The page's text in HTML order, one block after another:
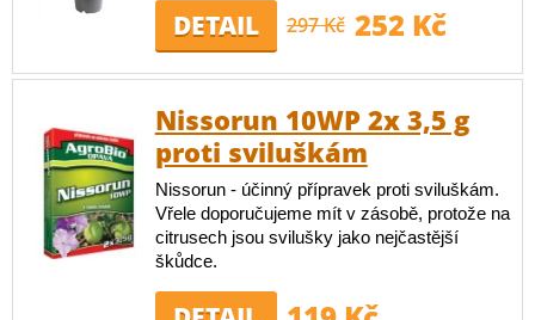
DETAIL 297 Kč 252 Kč
Nissorun 10WP 2x 3,5 g
proti sviluškám
Nissorun - účinný přípravek proti sviluškám.
Vřele doporučujeme mít v zásobě, protože na
citrusech jsou svilušky jako nejčastější
škůdce.